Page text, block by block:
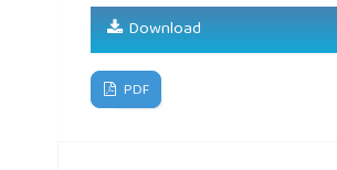
Download
PDF